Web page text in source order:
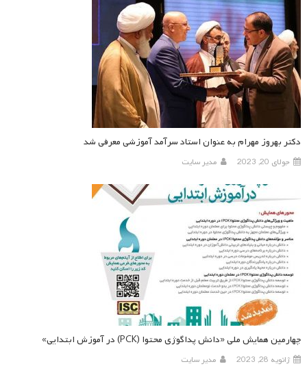
دکتر بهروز مهرام به عنوان استاد سرآمد آموزشی معرفی شد
جولای 20, 2023 مدیر سایت
چهارمین همایش ملی «دانش پداگوژی محتوا (PCK) در آموزش ابتدایی»
ژانویه 28, 2023 مدیر سایت